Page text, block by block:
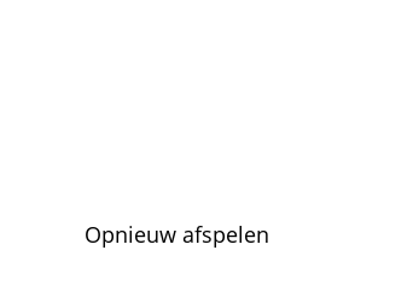
Opnieuw afspelen